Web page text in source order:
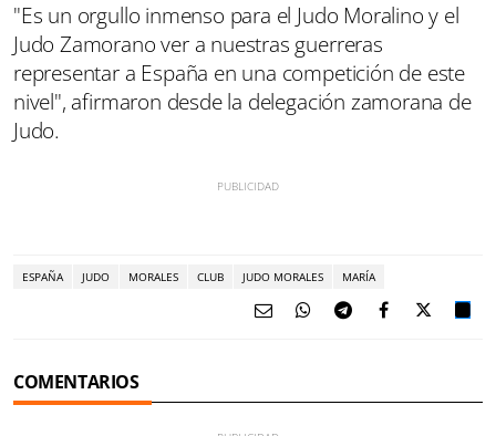
"Es un orgullo inmenso para el Judo Moralino y el
Judo Zamorano ver a nuestras guerreras
representar a España en una competición de este
nivel", afirmaron desde la delegación zamorana de
Judo.
ESPAÑA JUDO MORALES CLUB JUDO MORALES MARÍA
COMENTARIOS